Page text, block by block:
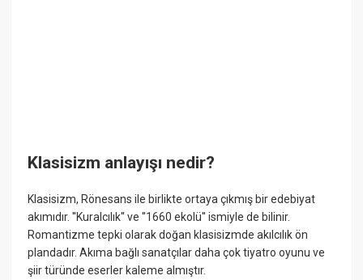
Klasisizm anlayışı nedir?
Klasisizm, Rönesans ile birlikte ortaya çıkmış bir edebiyat
akımıdır. ''Kuralcılık'' ve ''1660 ekolü'' ismiyle de bilinir.
Romantizme tepki olarak doğan klasisizmde akılcılık ön
plandadır. Akıma bağlı sanatçılar daha çok tiyatro oyunu ve
şiir türünde eserler kaleme almıştır.